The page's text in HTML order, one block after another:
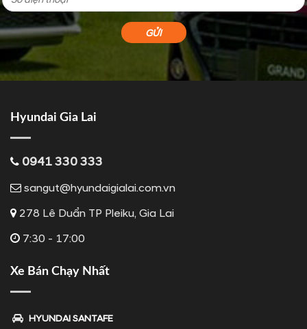
Hyundai Gia Lai
0941 330 333
sangut@hyundaigialai.com.vn
278 Lê Duẩn TP Pleiku, Gia Lai
7:30 - 17:00
Xe Bán Chạy Nhất
HYUNDAI SANTAFE